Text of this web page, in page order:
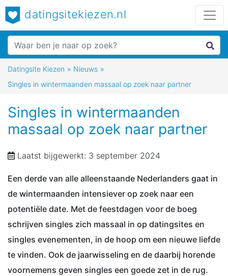
datingsitekiezen.nl
Datingsite Kiezen » Nieuws »
Singles in wintermaanden massaal op zoek naar partner
Singles in wintermaanden
massaal op zoek naar partner
Laatst bijgewerkt: 3 september 2024
Een derde van alle alleenstaande Nederlanders gaat in
de wintermaanden intensiever op zoek naar een
potentiële date. Met de feestdagen voor de boeg
schrijven singles zich massaal in op datingsites en
singles evenementen, in de hoop om een nieuwe liefde
te vinden. Ook de jaarwisseling en de daarbij horende
voornemens geven singles een goede zet in de rug.